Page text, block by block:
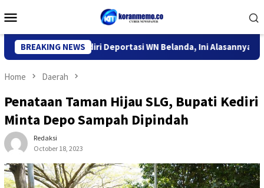
to
Menu
BREAKING NEWS
Kediri Deportasi WN Belanda, Ini Alasannya 9
Home Daerah
Penataan Taman Hijau SLG, Bupati Kediri
Minta Depo Sampah Dipindah
Redaksi
October 18, 2023